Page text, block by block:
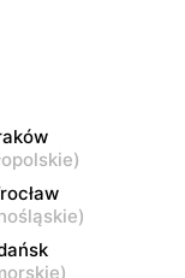
ul. Świetlików 8
ul. Lazurowa 69
)
)
)